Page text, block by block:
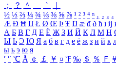
；
？ ＾ ｀
½ ⅓ ⅔ ¼ ¾ ⅛ ⅜ ⅝ ⅞ ¹ ² ³ ⁴ ⁿ ₁ ₂ ₃ ₄
Æ Ð Ħ Ĳ Ł Ø Œ Þ Ŧ Ŋ æ đ ð ħ ı ĳ
А Б В Г Д Е Ё Ж З И Й К Л М Н
Ы Ь Э Ю Я а б в г д е ё ж з и й к
ы ь э ю я
′ ″ ℃ Å ￠ ￡ ￥ ¤ ℉ ‰ ＄ ％ Ｆ